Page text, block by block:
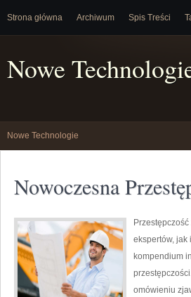
Strona główna Archiwum Spis Treści
Nowe
Nowe Technologie
Nowoczesna
ekspertów, jak
kompendium
omówieniu